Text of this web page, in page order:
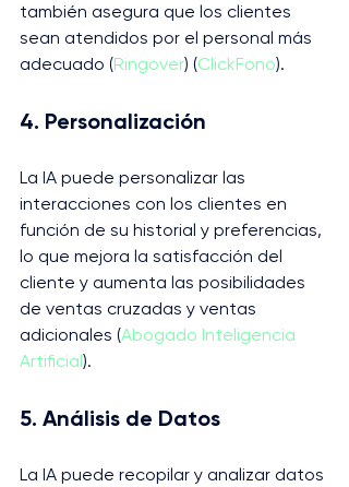
también asegura que los clientes
sean atendidos por el personal más
adecuado​ (Ringover)​​ (ClickFono)​.
4. Personalización
La IA puede personalizar las
interacciones con los clientes en
función de su historial y preferencias,
lo que mejora la satisfacción del
cliente y aumenta las posibilidades
de ventas cruzadas y ventas
adicionales​ (Abogado Inteligencia
Artificial)​.
5. Análisis de Datos
La IA puede recopilar y analizar datos